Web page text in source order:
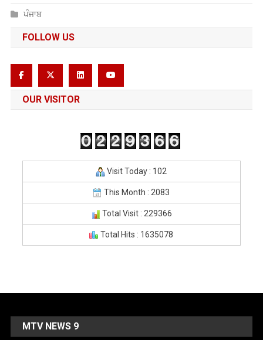
ਪੰਜਾਬ
FOLLOW US
OUR VISITOR
Visit Today : 102
This Month : 2083
Total Visit : 229366
Total Hits : 1635078
MTV NEWS 9